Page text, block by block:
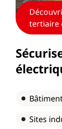
tertiaire
Sites